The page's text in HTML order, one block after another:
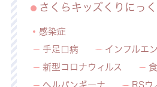
さくらキッズくりにっく
感染症
手足口病
インフルエ
新型コロナウィルス
ヘルパンギーナ
RSウ